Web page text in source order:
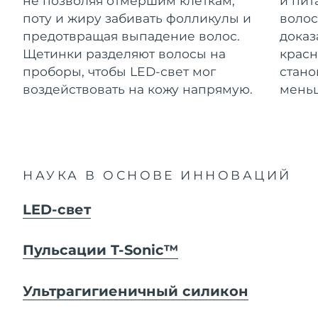
поту и жиру забивать фолликулы и
предотвращая выпадение волос.
Щетинки разделяют волосы на
проборы, чтобы LED-свет мог
воздействовать на кожу напрямую.
НАУКА В ОСНОВЕ ИННОВАЦИЙ
LED-свет
Пульсации T-Sonic™
Ультрагигиеничный силикон
For healthy hair
18% PAP
Косметика Для мужчин
FOREO APP
Гибралтар
Ожидаемая дата доставки
8/15/26
Греция
Ожидаемая дата доставки
8/11/26
Гонконг (САР)
Ожидаемая дата доставки
Ожидаемая дата доставки